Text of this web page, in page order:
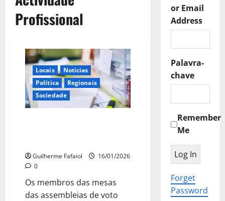
Profissional
Locais
Notícias
Política
Regionais
Sociedade
Guilherme Fafaiol
16/01/2026
0
Os membros das mesas
das assembleias de voto
or Email
Address
Palavra-
chave
Remember
Me
Forget
Password